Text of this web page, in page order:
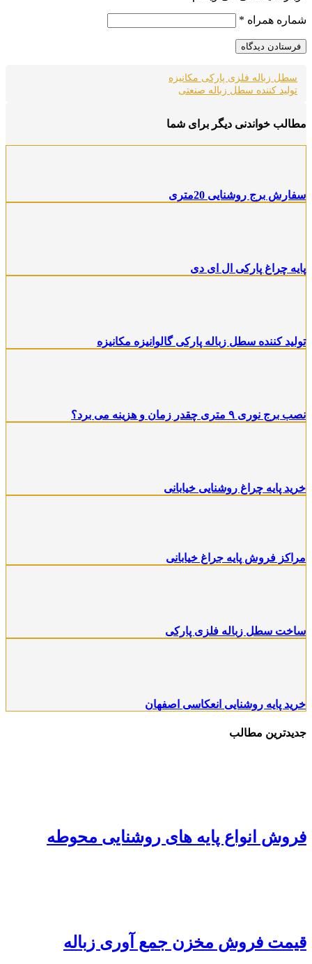
شماره همراه *
سطل زباله فلزی پارکی مکانیزه
تولید کننده سطل زباله صنعتی
مطالب خواندنی دیگر برای شما
سفارش برج روشنایی 20متری
پایه چراغ پارکی ال ای دی
تولید کننده سطل زباله پارکی گالوانیزه مکانیزه
نصب برج نوری ۹ متری چقدر زمان و هزینه می برد؟
خرید پایه چراغ روشنایی خیابانی
مراکز فروش پایه جراغ خیابانی
ساخت سطل زباله فلزی پارکی
خرید پایه روشنایی انعکاسی اصفهان
جدیدترین مطالب
فروش انواع پایه های روشنایی محوطه
قیمت فروش مخزن جمع آوری زباله